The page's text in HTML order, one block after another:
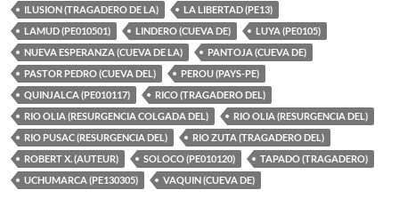
ILUSION (TRAGADERO DE LA)
LA LIBERTAD (PE13)
LAMUD (PE010501)
LINDERO (CUEVA DE)
LUYA (PE0105)
NUEVA ESPERANZA (CUEVA DE LA)
PANTOJA (CUEVA DE)
PASTOR PEDRO (CUEVA DEL)
PEROU (PAYS-PE)
QUINJALCA (PE010117)
RICO (TRAGADERO DEL)
RIO OLIA (RESURGENCIA COLGADA DEL)
RIO OLIA (RESURGENCIA DEL)
RIO PUSAC (RESURGENCIA DEL)
RIO ZUTA (TRAGADERO DEL)
ROBERT X. (AUTEUR)
SOLOCO (PE010120)
TAPADO (TRAGADERO)
UCHUMARCA (PE130305)
VAQUIN (CUEVA DE)